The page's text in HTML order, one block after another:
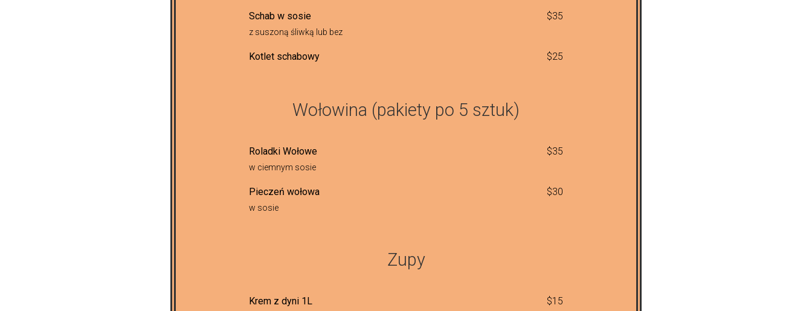
Schab w sosie $35
z suszoną śliwką lub bez
Kotlet schabowy $25
Wołowina (pakiety po 5 sztuk)
Roladki Wołowe $35
w ciemnym sosie
Pieczeń wołowa $30
w sosie
Zupy
Krem z dyni 1L $15